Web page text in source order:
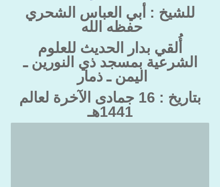
للشيخ : أبي العباس الشحري
حفظه الله
أُلقي بدار الحديث للعلوم
الشرعية بمسجد ذي النورين ـ
اليمن ـ ذمار
بتاريخ : 16 جمادى الآخرة لعالم
1441هـ